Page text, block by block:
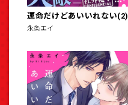
運命だけどあいいれない(2)
永条エイ